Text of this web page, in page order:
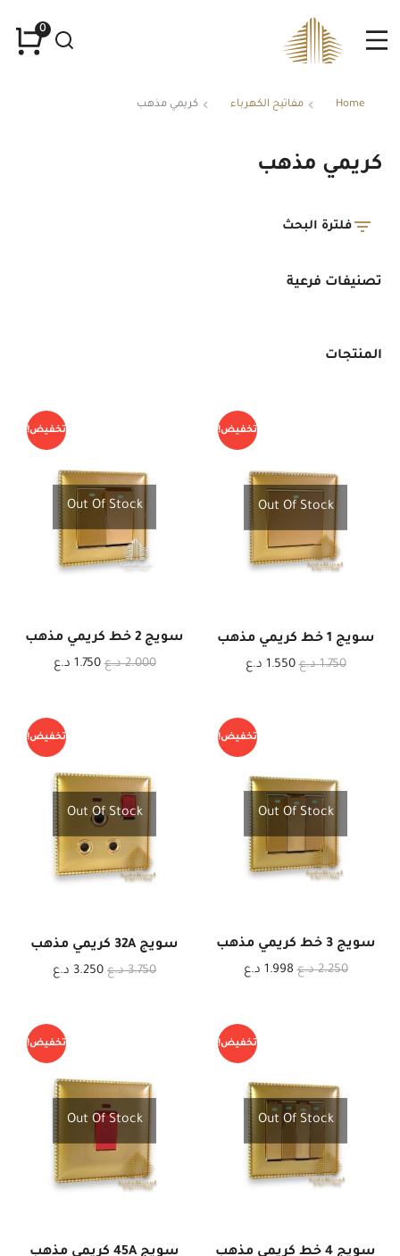
You are here:
Home مفاتيح الكهرباء كريمي مذهب
كريمي مذهب
فلترة البحث
تصنيفات فرعية
المنتجات
تخفيض!
Out Of Stock
سويج 1 خط كريمي مذهب
1.750 د.ع 1.550 د.ع
تخفيض!
Out Of Stock
سويج 2 خط كريمي مذهب
2.000 د.ع 1.750 د.ع
تخفيض!
Out Of Stock
سويج 3 خط كريمي مذهب
2.250 د.ع 1.998 د.ع
تخفيض!
Out Of Stock
سويج 32A كريمي مذهب
3.750 د.ع 3.250 د.ع
تخفيض!
Out Of Stock
سويج 4 خط كريمي مذهب
تخفيض!
Out Of Stock
سويج 45A كريمي مذهب